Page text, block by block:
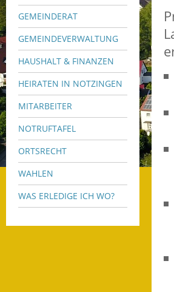
GEMEINDERAT
GEMEINDEVERWALTUNG
HAUSHALT & FINANZEN
HEIRATEN IN NOTZINGEN
MITARBEITER
NOTRUFTAFEL
ORTSRECHT
WAHLEN
WAS ERLEDIGE ICH WO?